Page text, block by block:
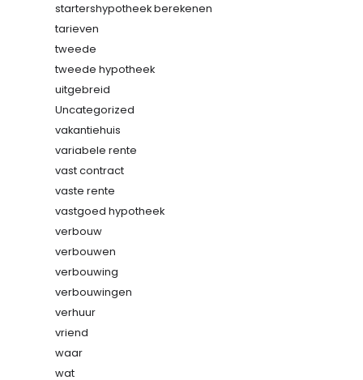
startershypotheek berekenen
tarieven
tweede
tweede hypotheek
uitgebreid
Uncategorized
vakantiehuis
variabele rente
vast contract
vaste rente
vastgoed hypotheek
verbouw
verbouwen
verbouwing
verbouwingen
verhuur
vriend
waar
wat